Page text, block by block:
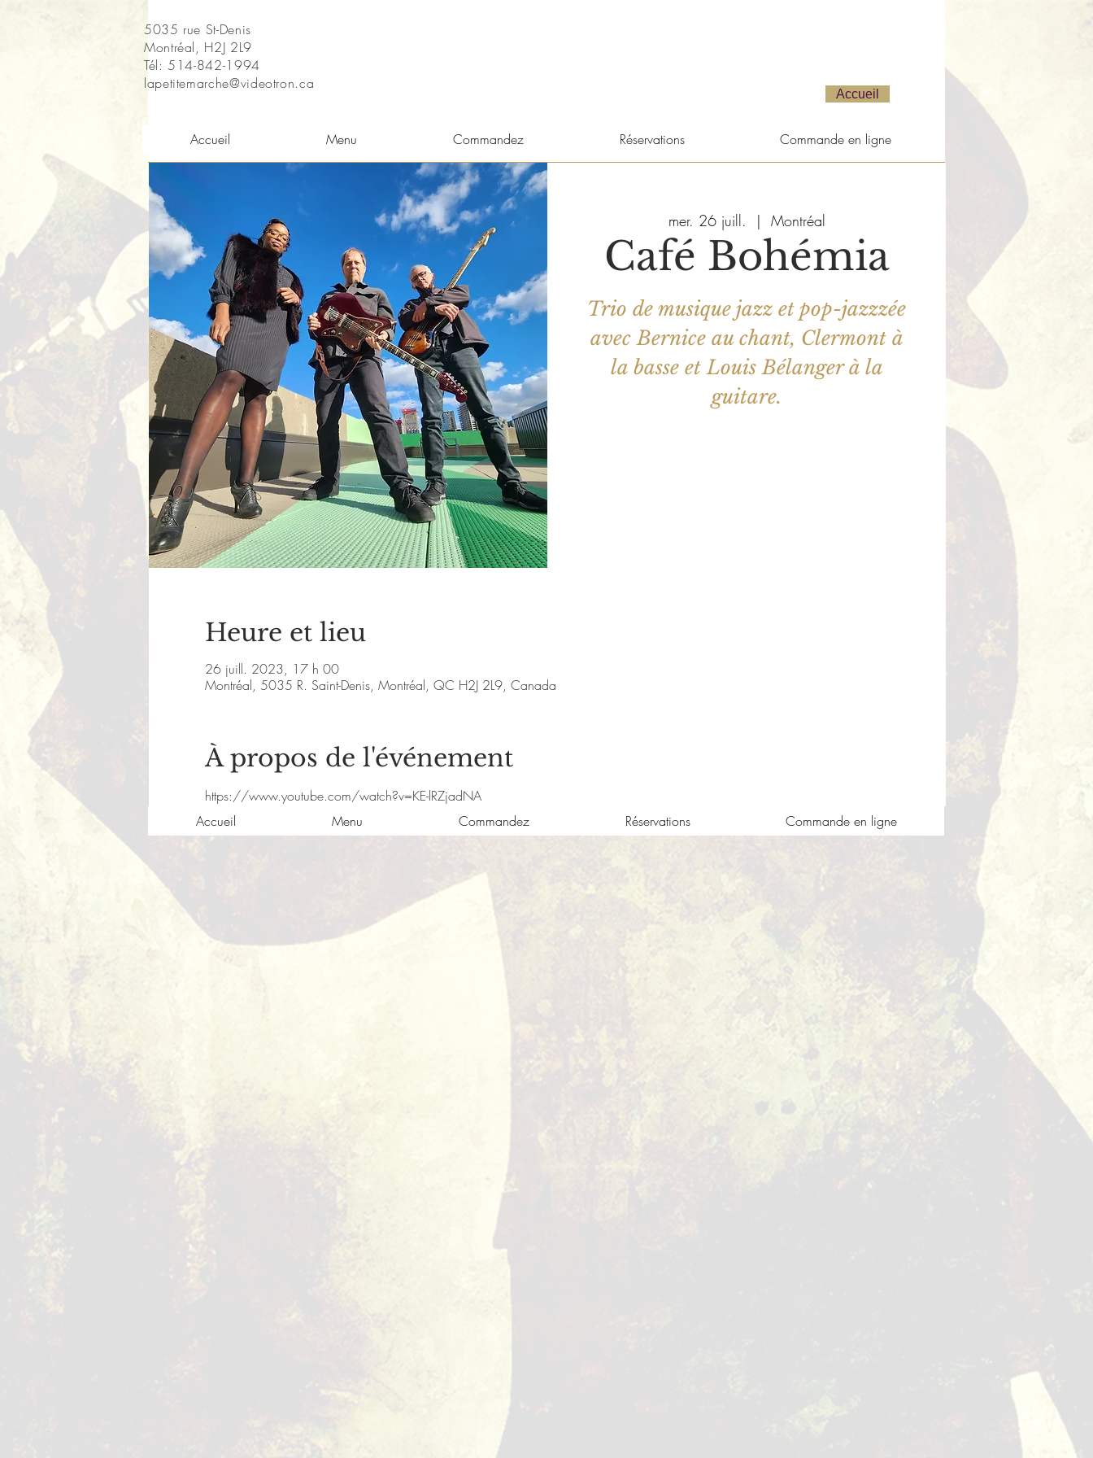
5035 rue St-Denis
Montréal, H2J 2L9
Tél: 514-842-1994
lapetitemarche@videotron.ca
Accueil
Accueil Menu Commandez Réservations Commande en ligne
mer. 26 juill.
  |
Montréal
Café Bohémia
Trio de musique jazz et pop-jazzzée
avec Bernice au chant, Clermont à
la basse et Louis Bélanger à la
guitare.
Heure et lieu
26 juill. 2023, 17 h 00
Montréal, 5035 R. Saint-Denis, Montréal, QC H2J 2L9, Canada
À propos de l'événement
https://www.youtube.com/watch?v=KE-lRZjadNA
Accueil
Menu Commandez Réservations Commande en ligne